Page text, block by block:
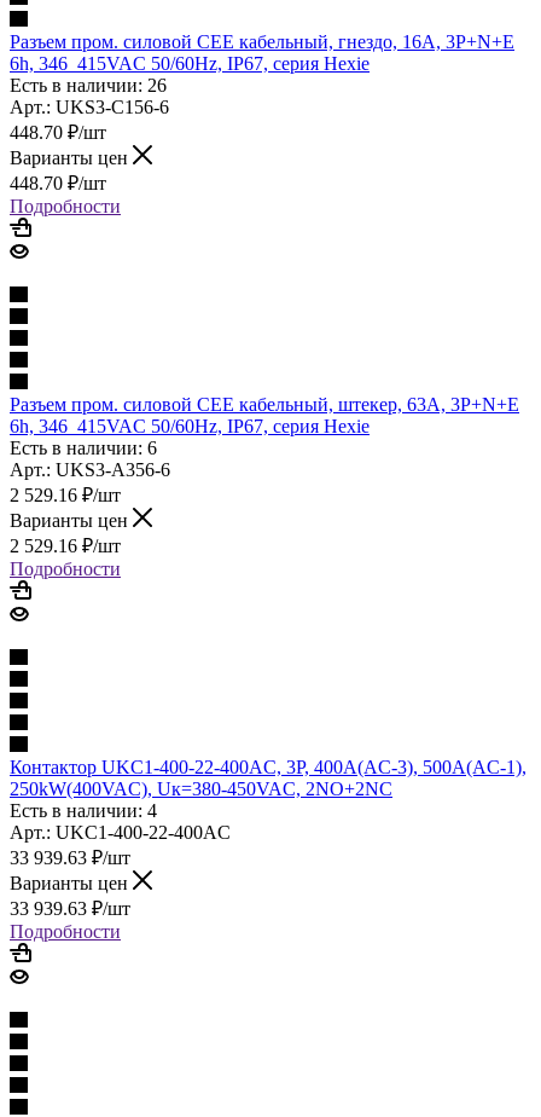
Разъем пром. силовой CEE кабельный, гнездо, 16A, 3P+N+E
6h, 346_415VAC 50/60Hz, IP67, серия Hexie
Есть в наличии: 26
Арт.: UKS3-C156-6
448.70 ₽/шт
Варианты цен
448.70 ₽/шт
Подробности
Разъем пром. силовой CEE кабельный, штекер, 63A, 3P+N+E
6h, 346_415VAC 50/60Hz, IP67, серия Hexie
Есть в наличии: 6
Арт.: UKS3-A356-6
2 529.16 ₽/шт
Варианты цен
2 529.16 ₽/шт
Подробности
Контактор UKC1-400-22-400AC, 3P, 400A(AC-3), 500A(AC-1),
250kW(400VAC), Uк=380-450VAC, 2NO+2NC
Есть в наличии: 4
Арт.: UKC1-400-22-400AC
33 939.63 ₽/шт
Варианты цен
33 939.63 ₽/шт
Подробности